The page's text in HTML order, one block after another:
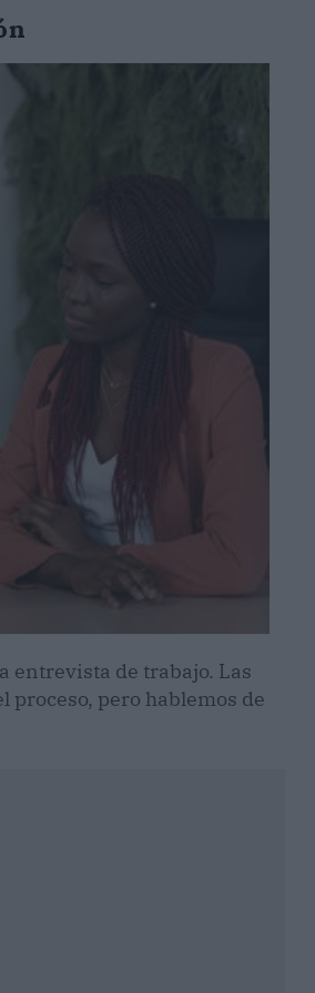
entrevista de trabajo. Las
pero hablemos de